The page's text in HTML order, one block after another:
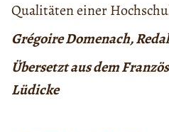
Qualitäten einer
Grégoire Domenach,
Übersetzt aus dem
Lüdicke